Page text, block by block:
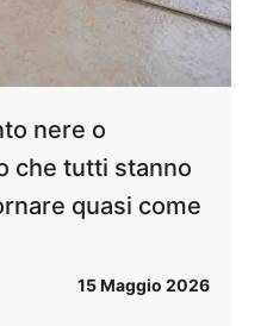
nere o
che tutti stanno
quasi come
15 Maggio 2026